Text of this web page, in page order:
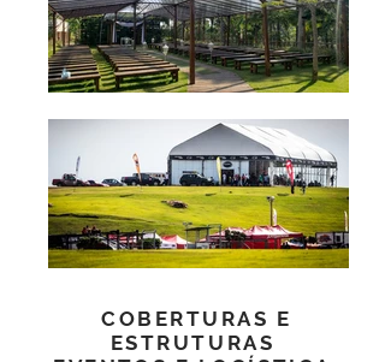
COBERTURAS E
ESTRUTURAS